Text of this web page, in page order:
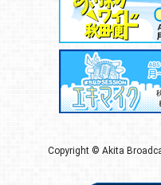
Copyright © Akita